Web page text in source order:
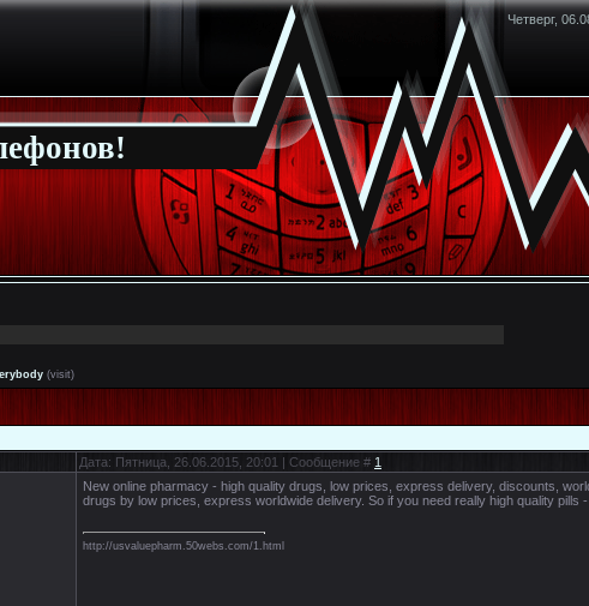
Четверг,
(visit)
Дата: Пятница, 26.06.2015, 20:01 | Сообщение # 1
New online pharmacy - high quality drugs, low prices, express delivery, discounts,
drugs by low prices, express worldwide delivery. So if you need really high quality
http://usvaluepharm.50webs.com/1.html